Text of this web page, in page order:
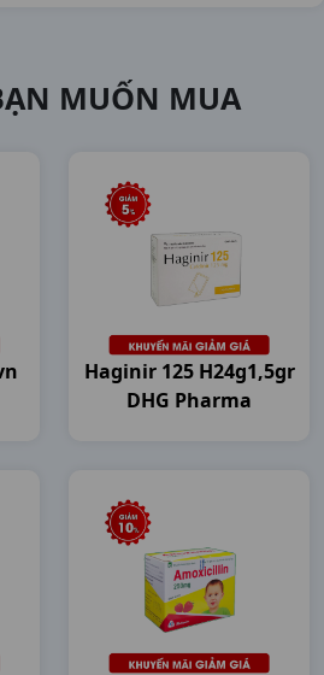
MUỐN MUA
Haginir 125 H24g1,5gr
DHG Pharma